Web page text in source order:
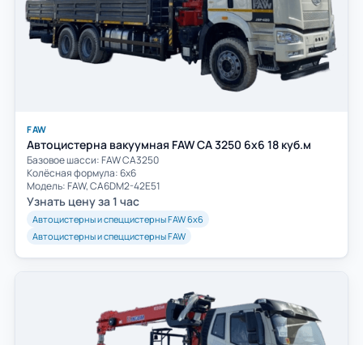
FAW
Автоцистерна вакуумная FAW CA 3250 6х6 18 куб.м
Базовое шасси: FAW СА3250
Колёсная формула: 6х6
Модель: FAW, CA6DM2-42E51
Узнать цену за 1 час
Автоцистерны и спеццистерны FAW 6х6
Автоцистерны и спеццистерны FAW